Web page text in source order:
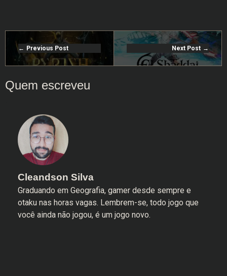
Previous Post Next Post
Cleandson Silva
Graduando em Geografia, gamer desde sempre e
otaku nas horas vagas. Lembrem-se, todo jogo que
você ainda não jogou, é um jogo novo.